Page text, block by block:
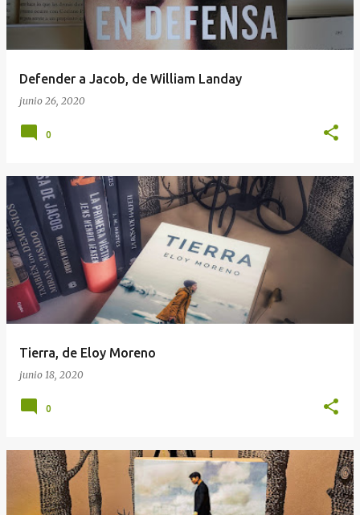
a
Defender a Jacob, de William Landay
junio 26, 2020
0
Tierra, de Eloy Moreno
junio 18, 2020
0